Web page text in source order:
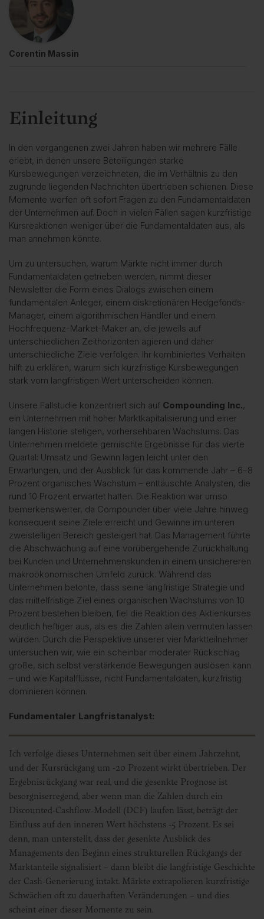
Corentin Massin
Einleitung
In den vergangenen zwei Jahren haben wir mehrere Fälle
erlebt, in denen unsere Beteiligungen starke
Kursbewegungen verzeichneten, die im Verhältnis zu den
zugrunde liegenden Nachrichten übertrieben schienen. Diese
Momente werfen oft sofort Fragen zu den Fundamentaldaten
der Unternehmen auf. Doch in vielen Fällen sagen kurzfristige
Kursreaktionen weniger über die Fundamentaldaten aus, als
man annehmen könnte.
Um zu untersuchen, warum Märkte nicht immer durch
Fundamentaldaten getrieben werden, nimmt dieser
Newsletter die Form eines Dialogs zwischen einem
fundamentalen Anleger, einem diskretionären Hedgefonds-
Manager, einem algorithmischen Händler und einem
Hochfrequenz-Market-Maker an, die jeweils auf
unterschiedlichen Zeithorizonten agieren und daher
unterschiedliche Ziele verfolgen. Ihr kombiniertes Verhalten
hilft zu erklären, warum sich kurzfristige Kursbewegungen
stark vom langfristigen Wert unterscheiden können.
Unsere Fallstudie konzentriert sich auf Compounding Inc.,
ein Unternehmen mit hoher Marktkapitalisierung und einer
langen Historie stetigen, vorhersehbaren Wachstums. Das
Unternehmen meldete gemischte Ergebnisse für das vierte
Quartal: Umsatz und Gewinn lagen leicht unter den
Erwartungen, und der Ausblick für das kommende Jahr – 6–8
Prozent organisches Wachstum – enttäuschte Analysten, die
rund 10 Prozent erwartet hatten. Die Reaktion war umso
bemerkenswerter, da Compounder über viele Jahre hinweg
konsequent seine Ziele erreicht und Gewinne im unteren
zweistelligen Bereich gesteigert hat. Das Management führte
die Abschwächung auf eine vorübergehende Zurückhaltung
bei Kunden und Unternehmenskunden in einem unsichereren
makroökonomischen Umfeld zurück. Während das
Unternehmen betonte, dass seine langfristige Strategie und
das mittelfristige Ziel eines organischen Wachstums von 10
Prozent bestehen bleiben, fiel die Reaktion des Aktienkurses
deutlich heftiger aus, als es die Zahlen allein vermuten lassen
würden. Durch die Perspektive unserer vier Marktteilnehmer
untersuchen wir, wie ein scheinbar moderater Rückschlag
große, sich selbst verstärkende Bewegungen auslösen kann
– und wie Kapitalflüsse, nicht Fundamentaldaten, kurzfristig
dominieren können.
Fundamentaler Langfristanalyst:
Ich verfolge dieses Unternehmen seit über einem Jahrzehnt,
und der Kursrückgang um -20 Prozent wirkt übertrieben. Der
Ergebnisrückgang war real, und die gesenkte Prognose ist
besorgniserregend, aber wenn man die Zahlen durch ein
Discounted-Cashflow-Modell (DCF) laufen lässt, beträgt der
Einfluss auf den inneren Wert höchstens -5 Prozent. Es sei
denn, man unterstellt, dass der gesenkte Ausblick des
Managements den Beginn eines strukturellen Rückgangs der
Marktanteile signalisiert – dann bleibt die langfristige Geschichte
der Cash-Generierung intakt. Märkte extrapolieren kurzfristige
Schwächen oft zu dauerhaften Veränderungen – und dies
scheint einer dieser Momente zu sein.